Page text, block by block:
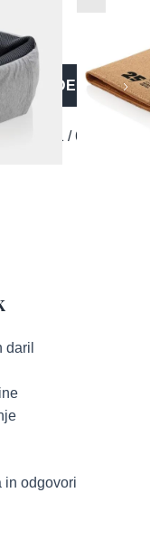
VEČ IZDELKOV
1 / 6
daril
in odgovori